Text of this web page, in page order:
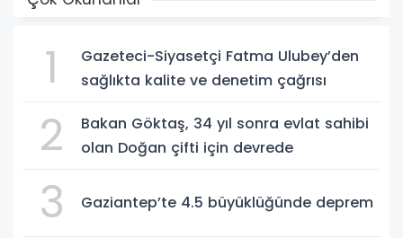
1
Gazeteci-Siyasetçi Fatma Ulubey’den
sağlıkta kalite ve denetim çağrısı
2
Bakan Göktaş, 34 yıl sonra evlat sahibi
olan Doğan çifti için devrede
3 Gaziantep’te 4.5 büyüklüğünde deprem